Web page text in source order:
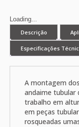
Loading...
Descrição
Especificações
A montagem
andaime tubular
trabalho em
em peças
rosqueadas